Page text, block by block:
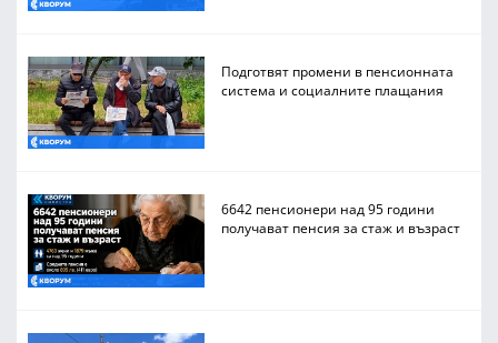
Подготвят промени в пенсионната
система и социалните плащания
6642 пенсионери над 95 години
получават пенсия за стаж и възраст